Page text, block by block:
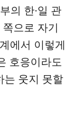
의 한·일 관
쪽으로 자기
에서 이렇게
호응이라도
는 웃지 못할